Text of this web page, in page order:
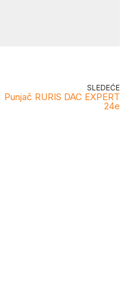
SLEDEĆE
Punjač RURIS DAC EXPERT
24e